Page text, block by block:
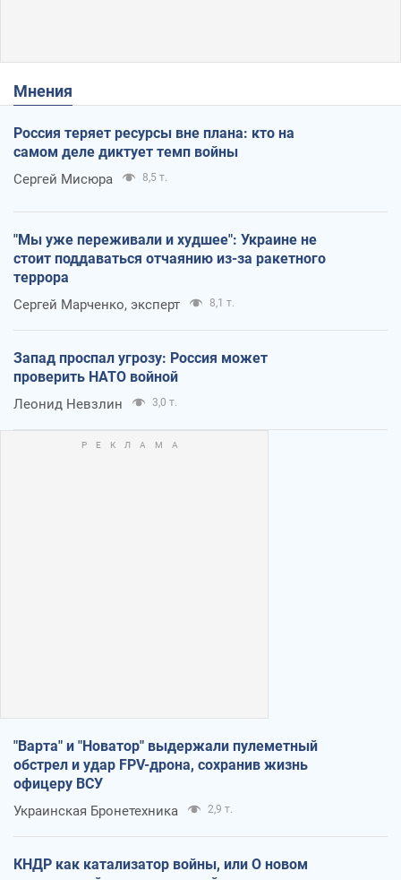
Мнения
Россия теряет ресурсы вне плана: кто на
самом деле диктует темп войны
Сергей Мисюра 8,5 т.
"Мы уже переживали и худшее": Украине не
стоит поддаваться отчаянию из-за ракетного
террора
Сергей Марченко, эксперт 8,1 т.
Запад проспал угрозу: Россия может
проверить НАТО войной
Леонид Невзлин 3,0 т.
"Варта" и "Новатор" выдержали пулеметный
обстрел и удар FPV-дрона, сохранив жизнь
офицеру ВСУ
Украинская Бронетехника 2,9 т.
КНДР как катализатор войны, или О новом